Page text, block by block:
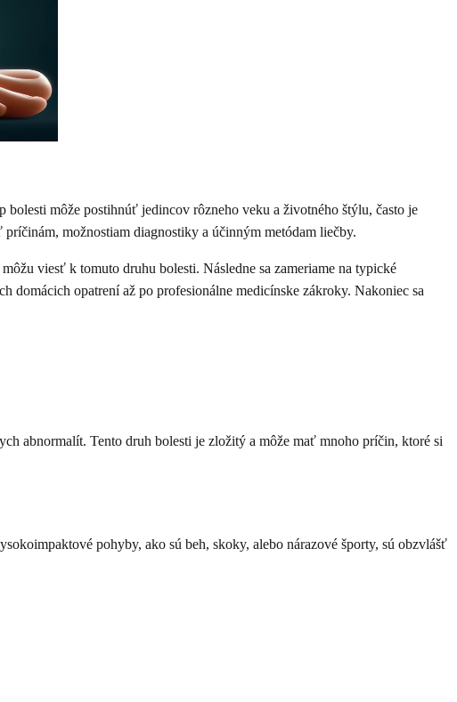
môže postihnúť jedincov rôzneho veku a životného štýlu, často je
možnostiam diagnostiky a účinným metódam liečby.
viesť k tomuto druhu bolesti. Následne sa zameriame na typické
domácich opatrení až po profesionálne medicínske zákroky. Nakoniec sa
abnormalít. Tento druh bolesti je zložitý a môže mať mnoho príčin, ktoré si
pohyby, ako sú beh, skoky, alebo nárazové športy, sú obzvlášť